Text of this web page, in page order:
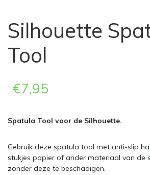
Silhouette
Tool
€7,95
Spatula Tool voor de Silhouette.
Gebruik deze spatula tool met anti-slip
stukjes papier of ander materiaal van de
zonder deze te beschadigen.